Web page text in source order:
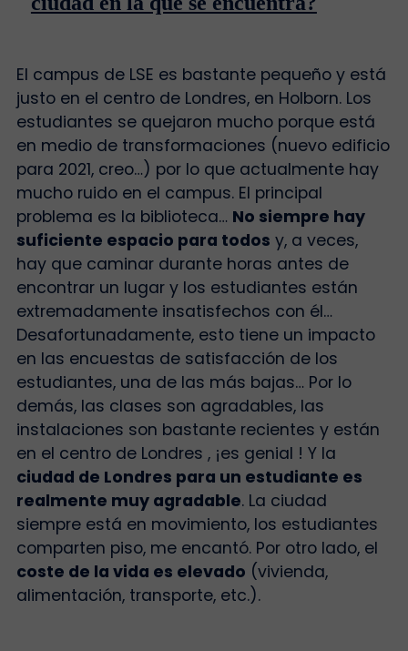
El campus de LSE es bastante pequeño y está
justo en el centro de Londres, en Holborn. Los
estudiantes se quejaron mucho porque está
en medio de transformaciones (nuevo edificio
para 2021, creo…) por lo que actualmente hay
mucho ruido en el campus. El principal
problema es la biblioteca… No siempre hay
suficiente espacio para todos y, a veces,
hay que caminar durante horas antes de
encontrar un lugar y los estudiantes están
extremadamente insatisfechos con él…
Desafortunadamente, esto tiene un impacto
en las encuestas de satisfacción de los
estudiantes, una de las más bajas… Por lo
demás, las clases son agradables, las
instalaciones son bastante recientes y están
en el centro de Londres , ¡es genial ! Y la
ciudad de Londres para un estudiante es
realmente muy agradable. La ciudad
siempre está en movimiento, los estudiantes
comparten piso, me encantó. Por otro lado, el
coste de la vida es elevado (vivienda,
alimentación, transporte, etc.).